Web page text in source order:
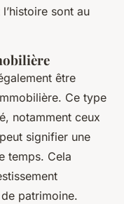
sont au
être
Ce type
notamment ceux
signifier une
temps. Cela
patrimoine.